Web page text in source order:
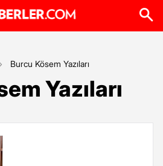
Burcu Kösem Yazıları
Yazıları